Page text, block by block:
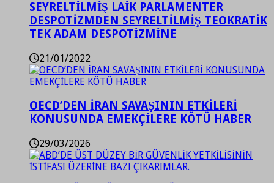
SEYRELTİLMİŞ LAİK PARLAMENTER
DESPOTİZMDEN SEYRELTİLMİŞ TEOKRATİK
TEK ADAM DESPOTİZMİNE
21/01/2022
OECD’DEN İRAN SAVAŞININ ETKİLERİ
KONUSUNDA EMEKÇİLERE KÖTÜ HABER
29/03/2026